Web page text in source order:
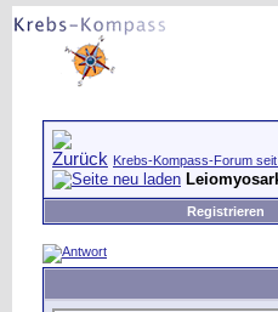
Krebs-Kompass-Forum
Registrieren